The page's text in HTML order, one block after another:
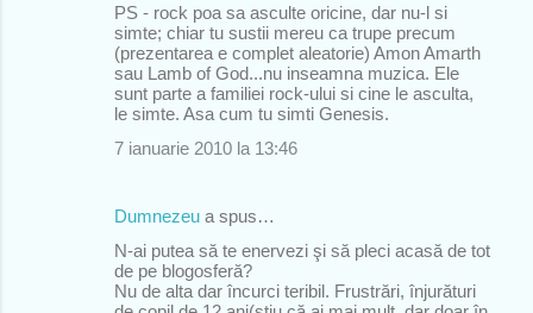
PS - rock poa sa asculte oricine, dar nu-l si
simte; chiar tu sustii mereu ca trupe precum
(prezentarea e complet aleatorie) Amon Amarth
sau Lamb of God...nu inseamna muzica. Ele
sunt parte a familiei rock-ului si cine le asculta,
le simte. Asa cum tu simti Genesis.
7 ianuarie 2010 la 13:46
Dumnezeu a spus…
N-ai putea să te enervezi şi să pleci acasă de tot
de pe blogosferă?
Nu de alta dar încurci teribil. Frustrări, înjurături